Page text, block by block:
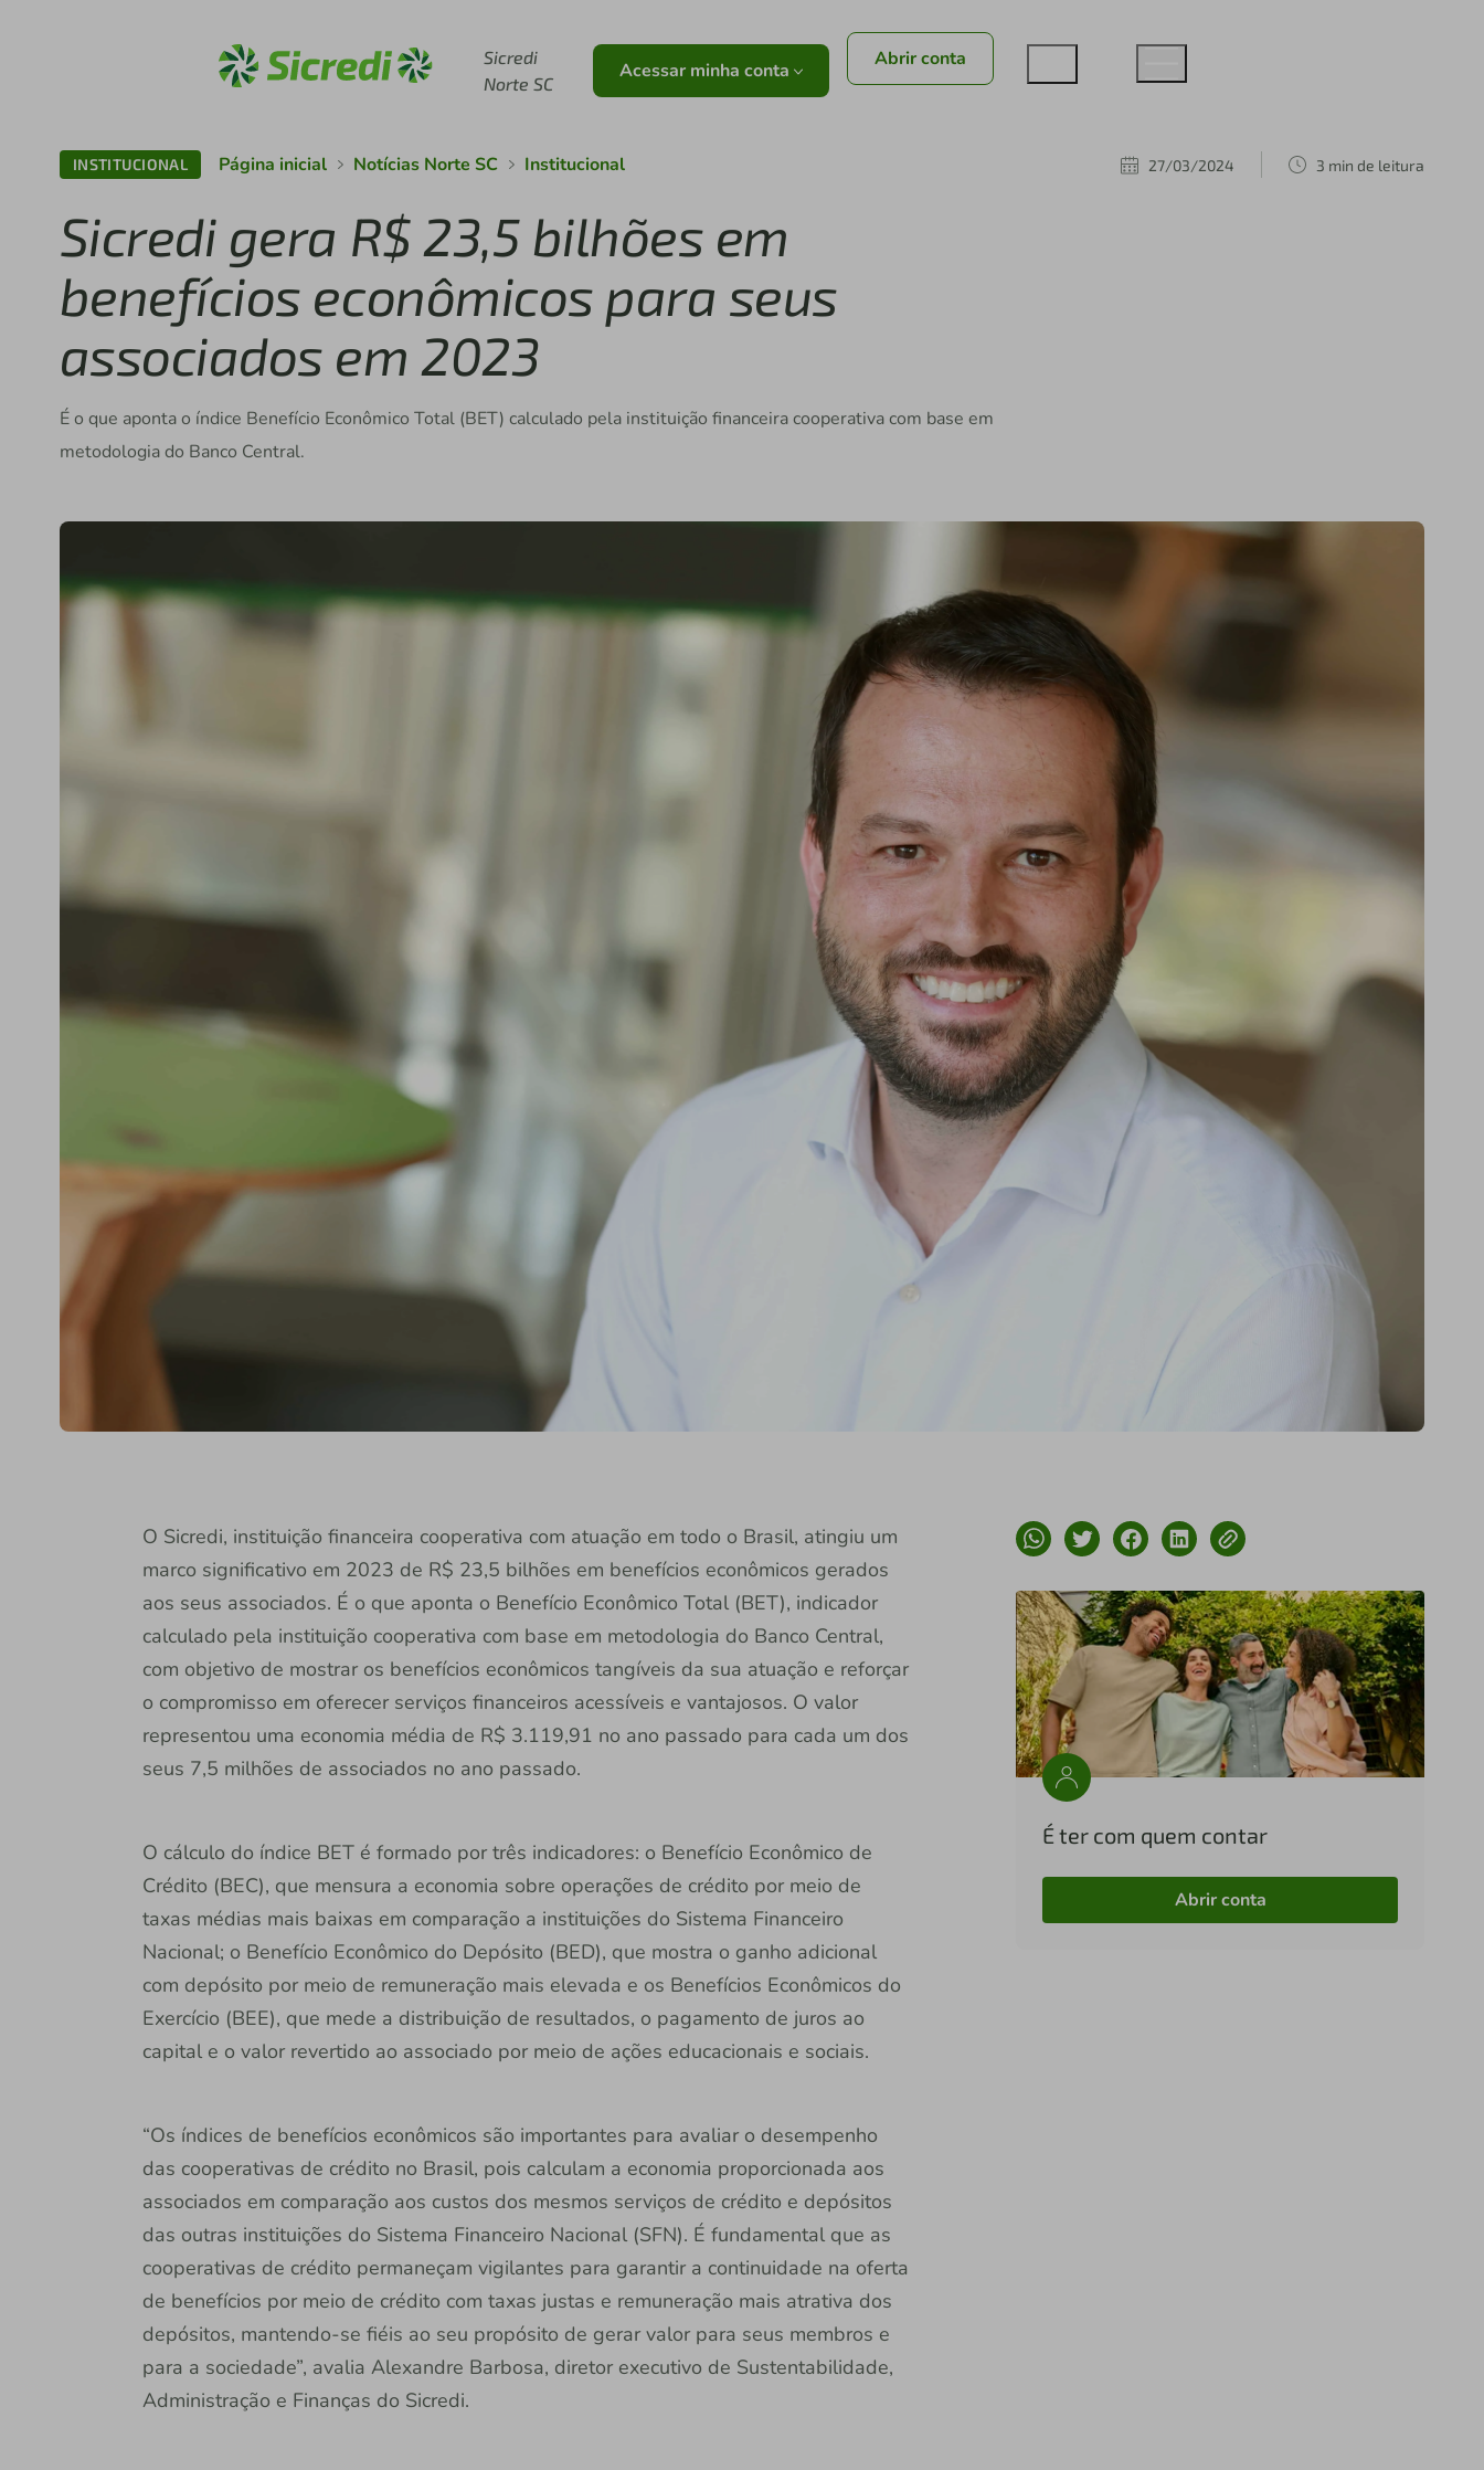
Sicredi
Norte SC
Acessar minha conta Abrir conta
INSTITUCIONAL Página inicial Notícias Norte SC Institucional 27/03/2024 3 min de leitura
Sicredi gera R$ 23,5 bilhões em
benefícios econômicos para seus
associados em 2023
É o que aponta o índice Benefício Econômico Total (BET) calculado pela instituição financeira cooperativa com base em
metodologia do Banco Central.
O Sicredi, instituição financeira cooperativa com atuação em todo o Brasil, atingiu um
marco significativo em 2023 de R$ 23,5 bilhões em benefícios econômicos gerados
aos seus associados. É o que aponta o Benefício Econômico Total (BET), indicador
calculado pela instituição cooperativa com base em metodologia do Banco Central,
com objetivo de mostrar os benefícios econômicos tangíveis da sua atuação e reforçar
o compromisso em oferecer serviços financeiros acessíveis e vantajosos. O valor
representou uma economia média de R$ 3.119,91 no ano passado para cada um dos
seus 7,5 milhões de associados no ano passado.
O cálculo do índice BET é formado por três indicadores: o Benefício Econômico de
Crédito (BEC), que mensura a economia sobre operações de crédito por meio de
taxas médias mais baixas em comparação a instituições do Sistema Financeiro
Nacional; o Benefício Econômico do Depósito (BED), que mostra o ganho adicional
com depósito por meio de remuneração mais elevada e os Benefícios Econômicos do
Exercício (BEE), que mede a distribuição de resultados, o pagamento de juros ao
capital e o valor revertido ao associado por meio de ações educacionais e sociais.
“Os índices de benefícios econômicos são importantes para avaliar o desempenho
das cooperativas de crédito no Brasil, pois calculam a economia proporcionada aos
associados em comparação aos custos dos mesmos serviços de crédito e depósitos
das outras instituições do Sistema Financeiro Nacional (SFN). É fundamental que as
cooperativas de crédito permaneçam vigilantes para garantir a continuidade na oferta
de benefícios por meio de crédito com taxas justas e remuneração mais atrativa dos
depósitos, mantendo-se fiéis ao seu propósito de gerar valor para seus membros e
para a sociedade”, avalia Alexandre Barbosa, diretor executivo de Sustentabilidade,
Administração e Finanças do Sicredi.
É ter com quem contar
Abrir conta